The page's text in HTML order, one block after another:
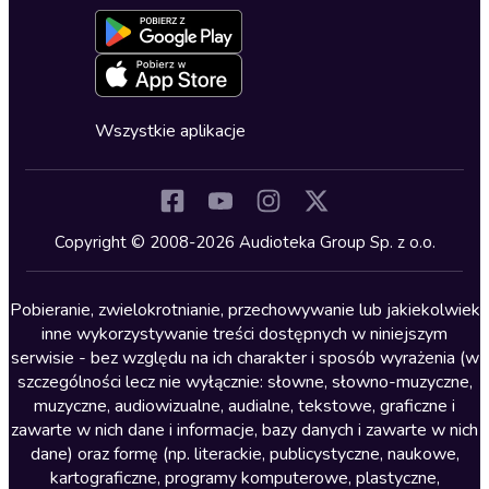
Dla młodzieży
Kryminały
Lektury szkolne
Literatura anglojęzyczna
Literatura faktu
Literatura obyczajowa
Literatura piękna obca
Literatura piękna polska
Formularz zgłaszania nielegalnych treści
Deklaracja dostępności
Oferta dla firm i bibliotek
Blog
Zapowiedzi
Cykle audiobooków
Wszystkie aplikacje
Copyright © 2008-2026 Audioteka Group Sp. z o.o.
Pobieranie, zwielokrotnianie, przechowywanie lub jakiekolwiek
inne wykorzystywanie treści dostępnych w niniejszym
serwisie - bez względu na ich charakter i sposób wyrażenia (w
szczególności lecz nie wyłącznie: słowne, słowno-muzyczne,
muzyczne, audiowizualne, audialne, tekstowe, graficzne i
zawarte w nich dane i informacje, bazy danych i zawarte w nich
dane) oraz formę (np. literackie, publicystyczne, naukowe,
kartograficzne, programy komputerowe, plastyczne,